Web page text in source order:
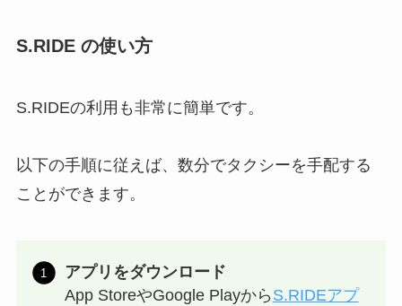
S.RIDE の使い方
S.RIDEの利用も非常に簡単です。
以下の手順に従えば、数分でタクシーを手配する
ことができます。
アプリをダウンロード
App StoreやGoogle Playから S.RIDEアプ